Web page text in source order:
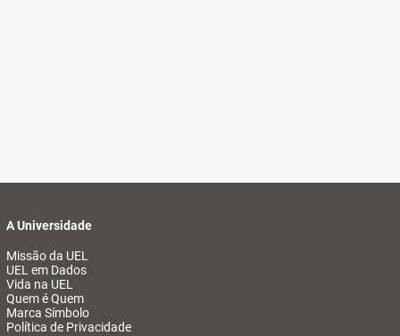
A Universidade
Missão da UEL
UEL em Dados
Vida na UEL
Quem é Quem
Marca Símbolo
Política de Privacidade